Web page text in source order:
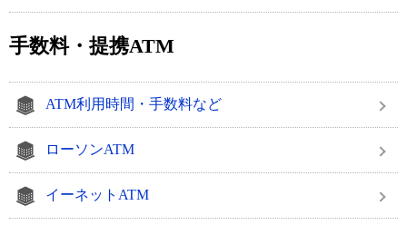
手数料・提携ATM
ATM利用時間・手数料など
ローソンATM
イーネットATM